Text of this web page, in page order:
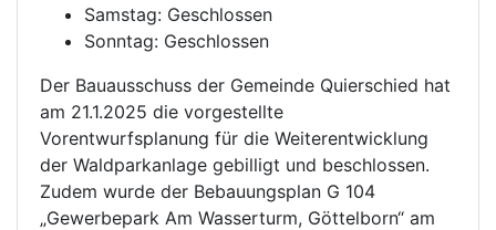
Samstag: Geschlossen
Sonntag: Geschlossen
Der Bauausschuss der Gemeinde Quierschied hat
am 21.1.2025 die vorgestellte
Vorentwurfsplanung für die Weiterentwicklung
der Waldparkanlage gebilligt und beschlossen.
Zudem wurde der Bebauungsplan G 104
„Gewerbepark Am Wasserturm, Göttelborn“ am